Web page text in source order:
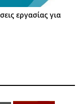
εργασίας για